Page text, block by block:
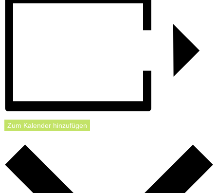
Zum Kalender hinzufügen